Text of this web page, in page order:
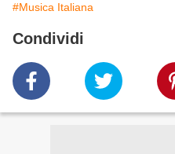
#Musica Italiana
Condividi